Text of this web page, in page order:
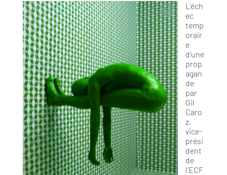
L’éch
ec
temp
orair
e
d’une
prop
agan
de
par
Gil
Caro
z,
vice-
prési
dent
de
l’ECF